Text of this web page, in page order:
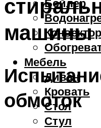
Бойлер
Конвектор
Мебель
Диван
Кровать
Стол
Стул
машины
обмоток